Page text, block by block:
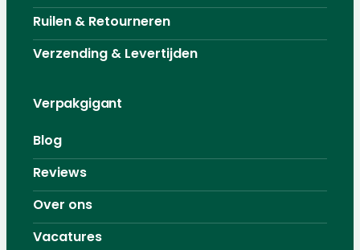
Ruilen & Retourneren
Verzending & Levertijden
Verpakgigant
Blog
Reviews
Over ons
Vacatures